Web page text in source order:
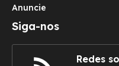
Anuncie
Siga-nos
Redes